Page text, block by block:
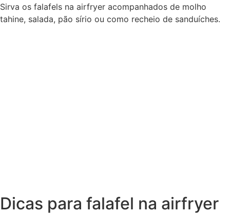
Sirva os falafels na airfryer acompanhados de molho
tahine, salada, pão sírio ou como recheio de sanduíches.
Dicas para falafel na airfryer